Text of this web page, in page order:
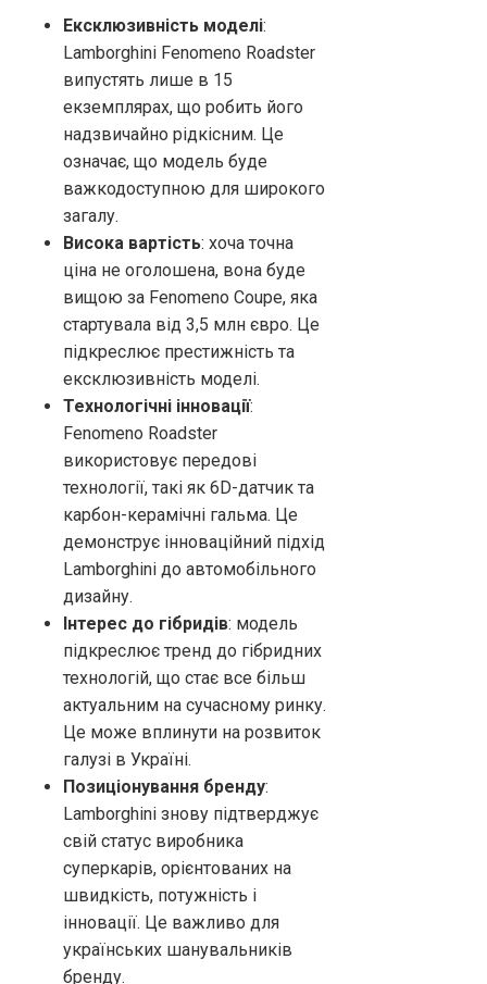
Ексклюзивність моделі:
Lamborghini Fenomeno Roadster
випустять лише в 15
екземплярах, що робить його
надзвичайно рідкісним. Це
означає, що модель буде
важкодоступною для широкого
загалу.
Висока вартість: хоча точна
ціна не оголошена, вона буде
вищою за Fenomeno Coupe, яка
стартувала від 3,5 млн євро. Це
підкреслює престижність та
ексклюзивність моделі.
Технологічні інновації:
Fenomeno Roadster
використовує передові
технології, такі як 6D-датчик та
карбон-керамічні гальма. Це
демонструє інноваційний підхід
Lamborghini до автомобільного
дизайну.
Інтерес до гібридів: модель
підкреслює тренд до гібридних
технологій, що стає все більш
актуальним на сучасному ринку.
Це може вплинути на розвиток
галузі в Україні.
Позиціонування бренду:
Lamborghini знову підтверджує
свій статус виробника
суперкарів, орієнтованих на
швидкість, потужність і
інновації. Це важливо для
українських шанувальників
бренду.